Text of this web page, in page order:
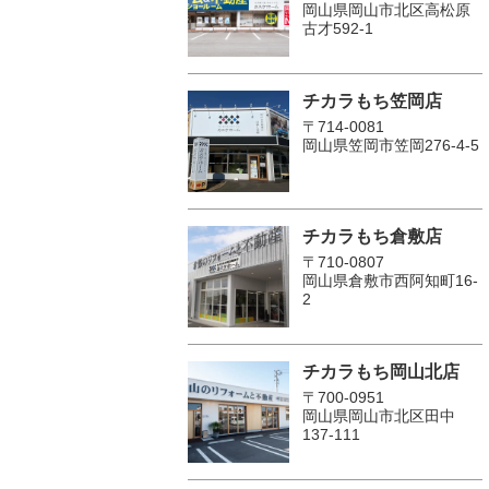
岡山県岡山市北区高松原
古才592-1
チカラもち笠岡店
〒714-0081
岡山県笠岡市笠岡276-4-5
チカラもち倉敷店
〒710-0807
岡山県倉敷市西阿知町16-
2
チカラもち岡山北店
〒700-0951
岡山県岡山市北区田中
137-111